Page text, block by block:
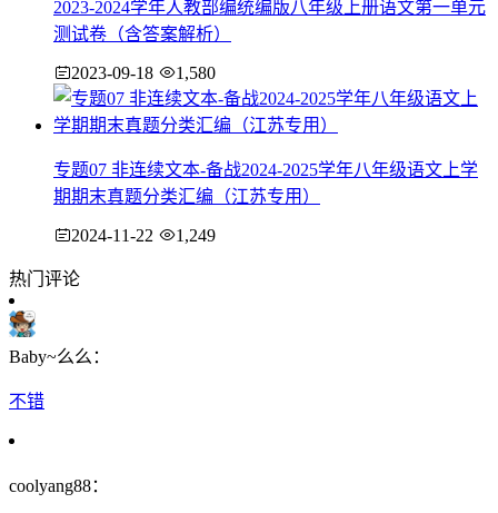
2023-2024学年人教部编统编版八年级上册语文第一单元
测试卷（含答案解析）
2023-09-18 1,580
专题07 非连续文本-备战2024-2025学年八年级语文上学
期期末真题分类汇编（江苏专用）
2024-11-22 1,249
热门评论
Baby~么么：
不错
coolyang88：